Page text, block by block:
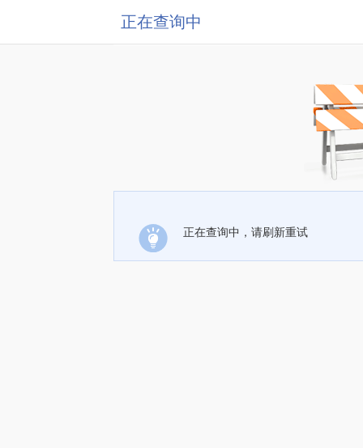
正在查询中
正在查询中，请刷新重试